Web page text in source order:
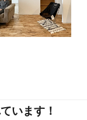
います！